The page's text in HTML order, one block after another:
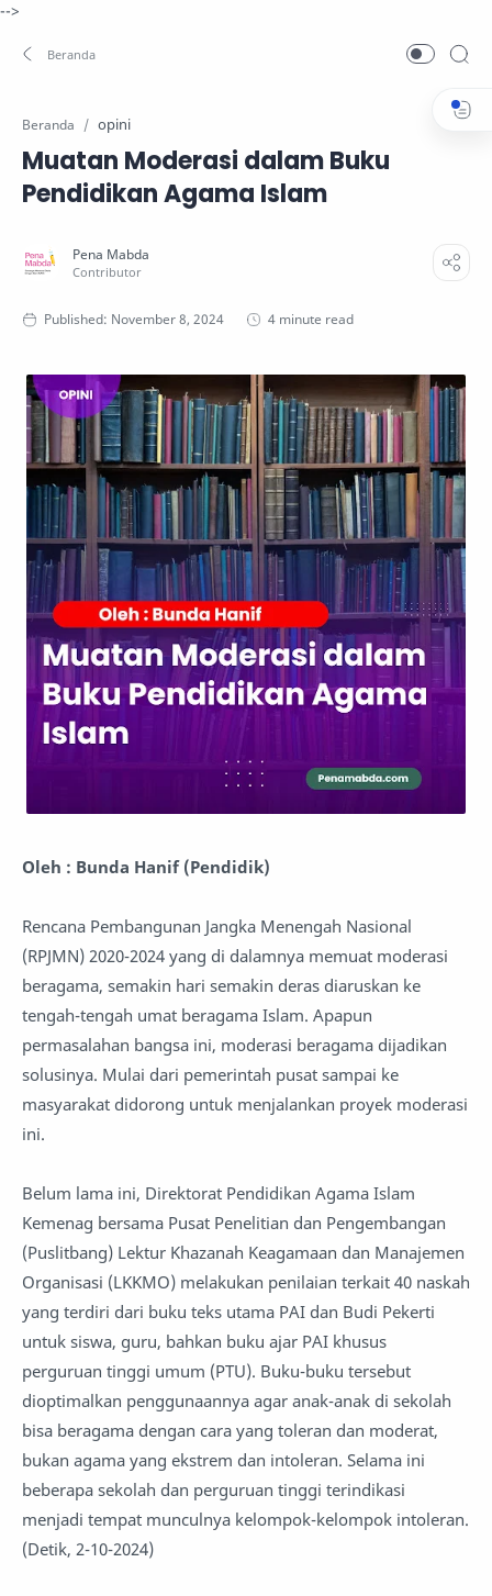
-->
Beranda opini
Muatan Moderasi dalam Buku
Pendidikan Agama Islam
4 minute read
Oleh : Bunda Hanif (Pendidik)
Rencana Pembangunan Jangka Menengah Nasional
(RPJMN) 2020-2024 yang di dalamnya memuat moderasi
beragama, semakin hari semakin deras diaruskan ke
tengah-tengah umat beragama Islam. Apapun
permasalahan bangsa ini, moderasi beragama dijadikan
solusinya. Mulai dari pemerintah pusat sampai ke
masyarakat didorong untuk menjalankan proyek moderasi
ini.
Belum lama ini, Direktorat Pendidikan Agama Islam
Kemenag bersama Pusat Penelitian dan Pengembangan
(Puslitbang) Lektur Khazanah Keagamaan dan Manajemen
Organisasi (LKKMO) melakukan penilaian terkait 40 naskah
yang terdiri dari buku teks utama PAI dan Budi Pekerti
untuk siswa, guru, bahkan buku ajar PAI khusus
perguruan tinggi umum (PTU). Buku-buku tersebut
dioptimalkan penggunaannya agar anak-anak di sekolah
bisa beragama dengan cara yang toleran dan moderat,
bukan agama yang ekstrem dan intoleran. Selama ini
beberapa sekolah dan perguruan tinggi terindikasi
menjadi tempat munculnya kelompok-kelompok intoleran.
(Detik, 2-10-2024)